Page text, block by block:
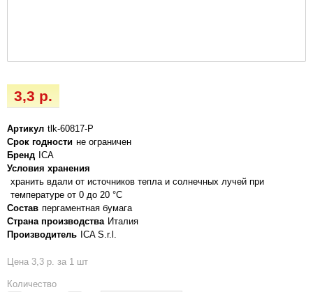
3,3 р.
Артикул tlk-60817-P
Срок годности не ограничен
Бренд ICA
Условия хранения
хранить вдали от источников тепла и солнечных лучей при
температуре от 0 до 20 °C
Состав пергаментная бумага
Страна производства Италия
Производитель ICA S.r.l.
Цена 3,3 р. за 1 шт
Количество